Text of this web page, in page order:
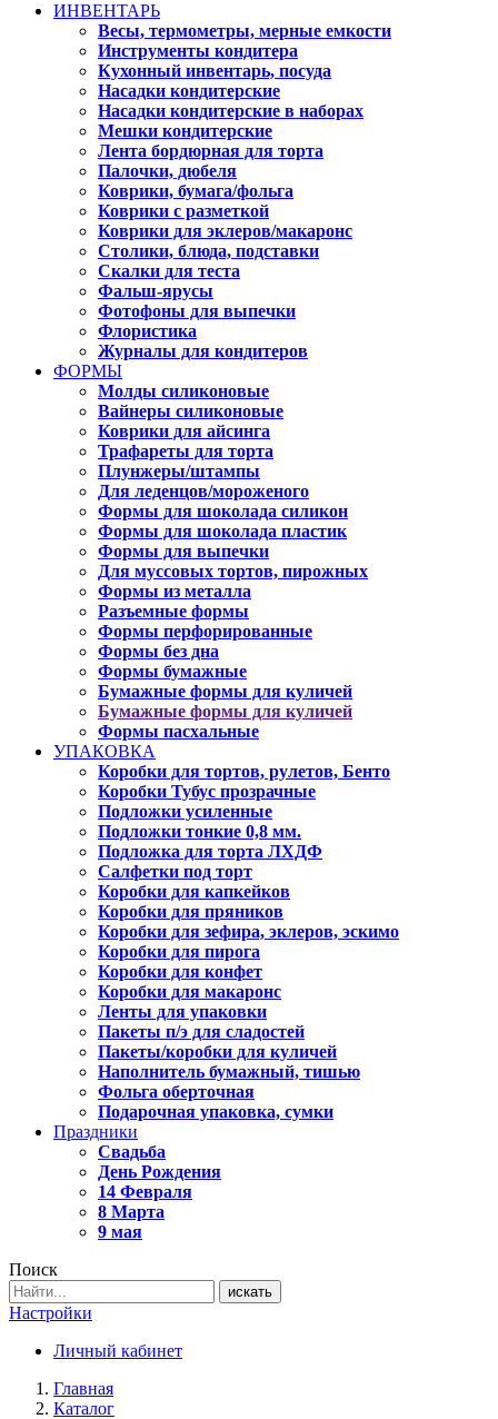
ИНВЕНТАРЬ
Весы, термометры, мерные емкости
Инструменты кондитера
Кухонный инвентарь, посуда
Насадки кондитерские
Насадки кондитерские в наборах
Мешки кондитерские
Лента бордюрная для торта
Палочки, дюбеля
Коврики, бумага/фольга
Коврики с разметкой
Коврики для эклеров/макаронс
Столики, блюда, подставки
Скалки для теста
Фальш-ярусы
Фотофоны для выпечки
Флористика
Журналы для кондитеров
ФОРМЫ
Молды силиконовые
Вайнеры силиконовые
Коврики для айсинга
Трафареты для торта
Плунжеры/штампы
Для леденцов/мороженого
Формы для шоколада силикон
Формы для шоколада пластик
Формы для выпечки
Для муссовых тортов, пирожных
Формы из металла
Разъемные формы
Формы перфорированные
Формы без дна
Формы бумажные
Бумажные формы для куличей
Бумажные формы для куличей
Формы пасхальные
УПАКОВКА
Коробки для тортов, рулетов, Бенто
Коробки Тубус прозрачные
Подложки усиленные
Подложки тонкие 0,8 мм.
Подложка для торта ЛХДФ
Салфетки под торт
Коробки для капкейков
Коробки для пряников
Коробки для зефира, эклеров, эскимо
Коробки для пирога
Коробки для конфет
Коробки для макаронс
Ленты для упаковки
Пакеты п/э для сладостей
Пакеты/коробки для куличей
Наполнитель бумажный, тишью
Фольга оберточная
Подарочная упаковка, сумки
Праздники
Свадьба
День Рождения
14 Февраля
8 Марта
9 мая
Поиск
искать
Настройки
Личный кабинет
Главная
Каталог